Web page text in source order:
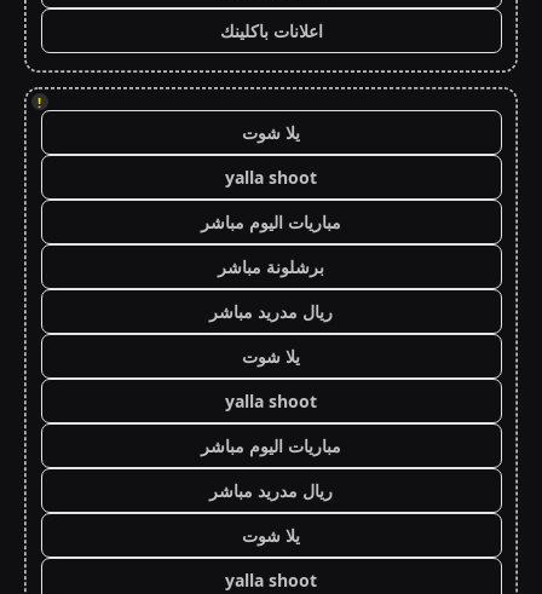
اعلانات باكلينك
!
يلا شوت
yalla shoot
مباريات اليوم مباشر
برشلونة مباشر
ريال مدريد مباشر
يلا شوت
yalla shoot
مباريات اليوم مباشر
ريال مدريد مباشر
يلا شوت
yalla shoot